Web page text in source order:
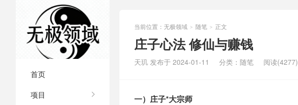
首页
项目
当前位置： 无极领域 > 随笔 > 正文
庄子心法 修仙与赚钱
天玑 发布于 2024-01-11 分类： 随笔 阅读(4277)
一）庄子*大宗师